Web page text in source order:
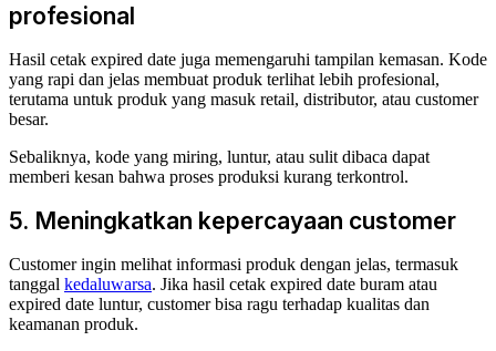
profesional
Hasil cetak expired date juga memengaruhi tampilan kemasan. Kode
yang rapi dan jelas membuat produk terlihat lebih profesional,
terutama untuk produk yang masuk retail, distributor, atau customer
besar.
Sebaliknya, kode yang miring, luntur, atau sulit dibaca dapat
memberi kesan bahwa proses produksi kurang terkontrol.
5. Meningkatkan kepercayaan customer
Customer ingin melihat informasi produk dengan jelas, termasuk
tanggal kedaluwarsa. Jika hasil cetak expired date buram atau
expired date luntur, customer bisa ragu terhadap kualitas dan
keamanan produk.